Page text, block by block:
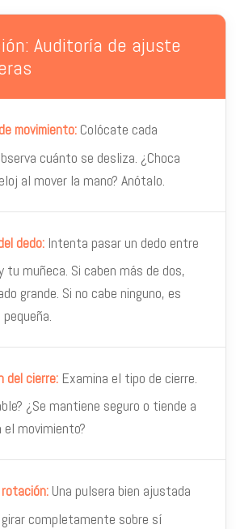
Auditoría de ajuste
movimiento: Colócate cada
cuánto se desliza. ¿Choca
al mover la mano? Anótalo.
dedo: Intenta pasar un dedo entre
tu muñeca. Si caben más de dos,
grande. Si no cabe ninguno, es
del cierre: Examina el tipo de cierre.
¿Se mantiene seguro o tiende a
el movimiento?
Una pulsera bien ajustada
completamente sobre sí